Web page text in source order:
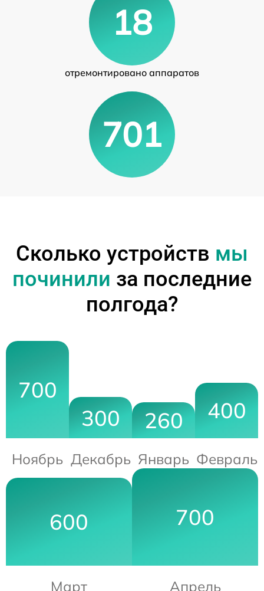
18
отремонтировано аппаратов
701
Сколько устройств мы
починили за последние
полгода?
700
Ноябрь
300
Декабрь
260
Январь
400
Февраль
600
Март
700
Апрель